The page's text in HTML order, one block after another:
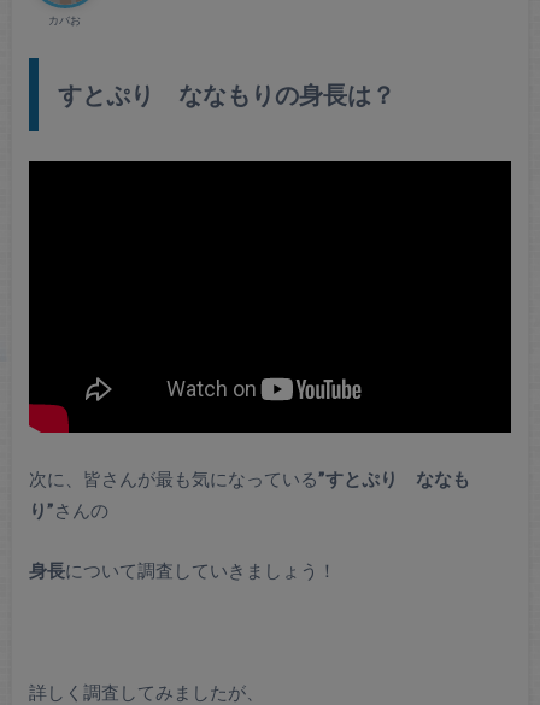
カバお
すとぷり ななもりの身長は？
次に、皆さんが最も気になっている”すとぷり ななも
り”さんの
身長について調査していきましょう！
詳しく調査してみましたが、